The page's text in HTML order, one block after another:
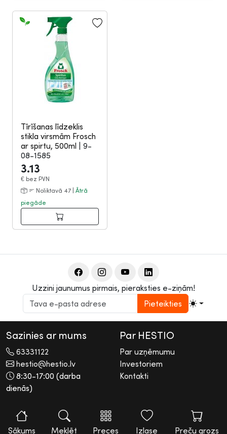
Sākums Meklēt Preces Izlase Preču grozs
Tīrīšanas līdzeklis
stikla virsmām Frosch
ar spirtu, 500ml
9-
08-1585
3.13
€ bez PVN
Noliktavā 47 | Ātrā
piegāde
Uzzini jaunumus pirmais, pieraksties e-ziņām!
Pieteikties
Sazinies ar mums
63331122
hestio@hestio.lv
8:30-17:00 (darba
dienās)
Par HESTIO
Par uzņēmumu
Investoriem
Kontakti
2026 © Hestio AS
Visas tiesības rezervētas. Informācijas pārpublicēšana bez
rakstiskas atļaujas aizliegta.